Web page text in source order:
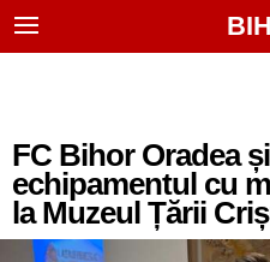
FC Bihor Oradea
echipamentul cu
la Muzeul Țării